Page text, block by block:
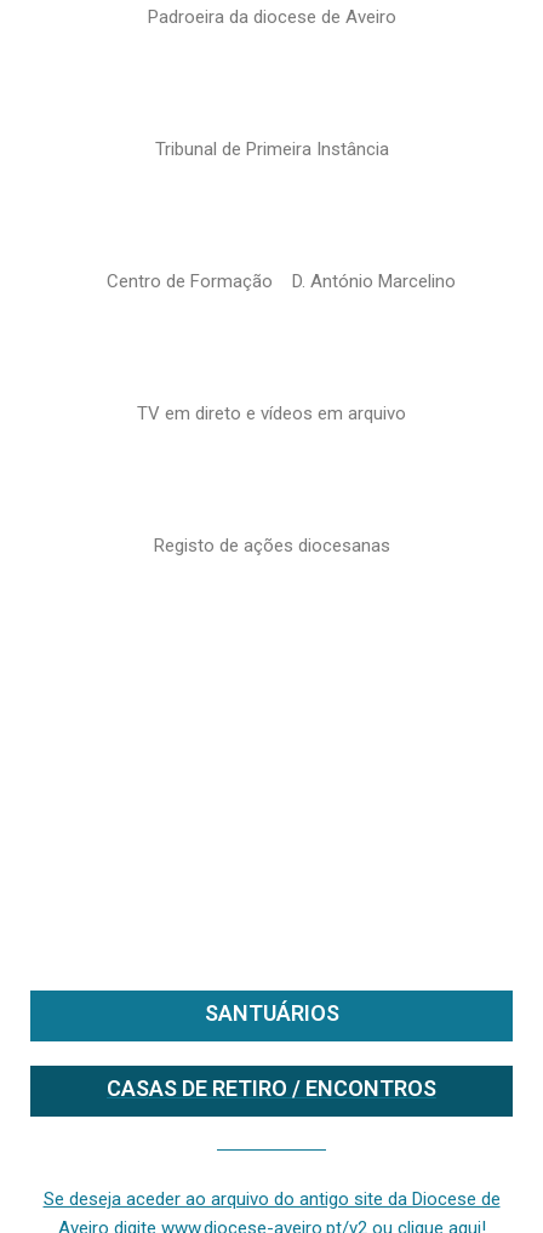
Padroeira da diocese de Aveiro
Tribunal de Primeira Instância
Centro de Formação D. António Marcelino
TV em direto e vídeos em arquivo
Registo de ações diocesanas
SANTUÁRIOS
CASAS DE RETIRO / ENCONTROS
Se deseja aceder ao arquivo do antigo site da Diocese de
Aveiro digite www.diocese-aveiro.pt/v2 ou clique aqui!